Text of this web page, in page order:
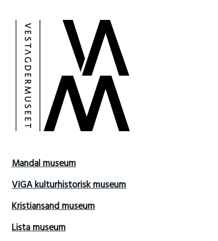
Mandal museum
VIGA kulturhistorisk museum
Kristiansand museum
Lista museum